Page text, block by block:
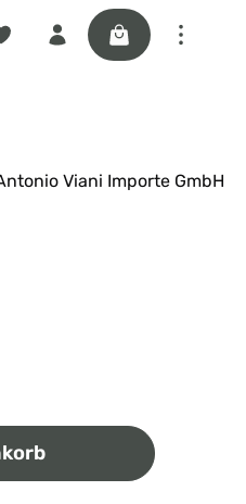
Du hast 0 Produkte auf dem
Warenkorb
Viani Importe GmbH
ein oder